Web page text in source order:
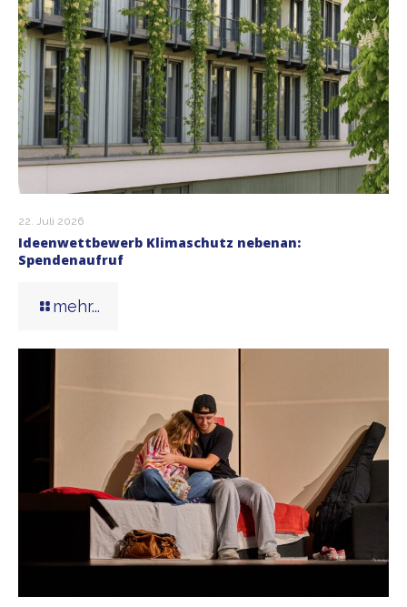
22. Juli 2026
Ideenwettbewerb Klimaschutz nebenan:
Spendenaufruf
mehr...